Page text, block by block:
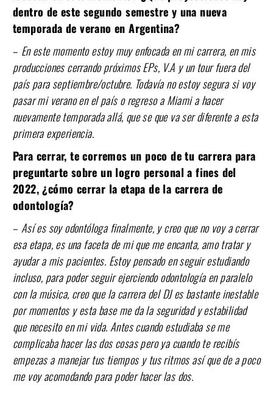
dentro de este segundo semestre y una nueva
temporada de verano en Argentina?
– En este momento estoy muy enfocada en mi carrera, en mis
producciones cerrando próximos EPs, V.A y un tour fuera del
país para septiembre/octubre. Todavía no estoy segura si voy
pasar mi verano en el país o regreso a Miami a hacer
nuevamente temporada allá, que se que va ser diferente a esta
primera experiencia.
Para cerrar, te corremos un poco de tu carrera para
preguntarte sobre un logro personal a fines del
2022, ¿cómo cerrar la etapa de la carrera de
odontología?
– Así es soy odontóloga finalmente, y creo que no voy a cerrar
esa etapa, es una faceta de mi que me encanta, amo tratar y
ayudar a mis pacientes. Estoy pensado en seguir estudiando
incluso, para poder seguir ejerciendo odontología en paralelo
con la música, creo que la carrera del DJ es bastante inestable
por momentos y esta base me da la seguridad y estabilidad
que necesito en mi vida. Antes cuando estudiaba se me
complicaba hacer las dos cosas pero ya cuando te recibís
empezas a manejar tus tiempos y tus ritmos así que de a poco
me voy acomodando para poder hacer las dos.